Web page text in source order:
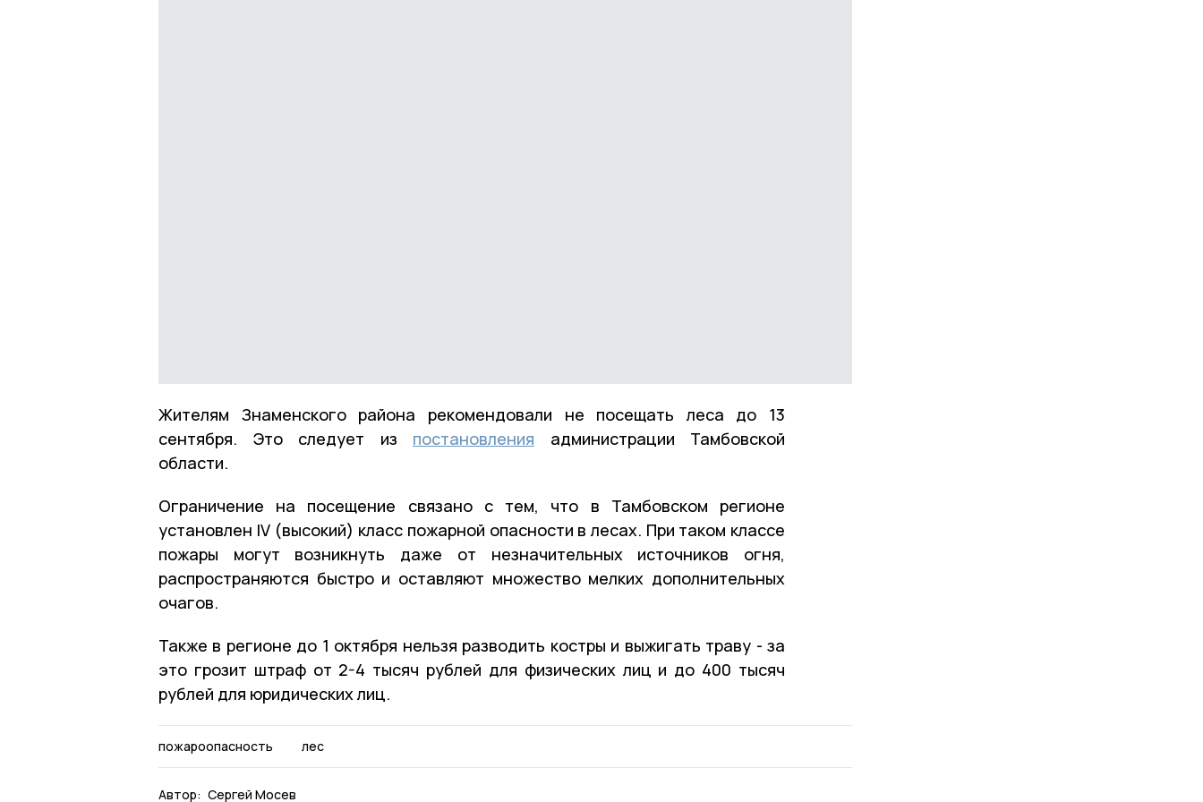
Жителям Знаменского района рекомендовали не посещать леса до 13
сентября. Это следует из постановления администрации Тамбовской
области.
Ограничение на посещение связано с тем, что в Тамбовском регионе
установлен IV (высокий) класс пожарной опасности в лесах. При таком классе
пожары могут возникнуть даже от незначительных источников огня,
распространяются быстро и оставляют множество мелких дополнительных
очагов.
Также в регионе до 1 октября нельзя разводить костры и выжигать траву - за
это грозит штраф от 2-4 тысяч рублей для физических лиц и до 400 тысяч
рублей для юридических лиц.
пожароопасность лес
Автор: Сергей Мосев